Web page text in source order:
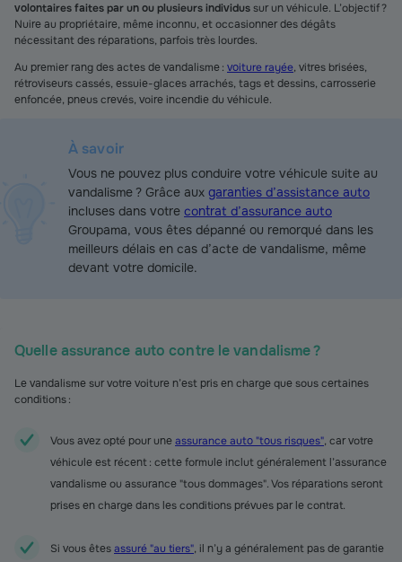
volontaires faites par un ou plusieurs individussur un véhicule. L’objectif ?
Nuire au propriétaire, même inconnu, et occasionner des dégâts
nécessitant des réparations, parfois très lourdes.
Au premier rang des actes de vandalisme : voiture rayée, vitres brisées,
rétroviseurs cassés, essuie-glaces arrachés, tags et dessins, carrosserie
enfoncée, pneus crevés, voire incendie du véhicule.
À savoir
Vous ne pouvez plus conduire votre véhicule suite au
vandalisme ? Grâce aux garanties d’assistance auto
incluses dans votre contrat d’assurance auto
Groupama, vous êtes dépanné ou remorqué dans les
meilleurs délais en cas d’acte de vandalisme, même
devant votre domicile.
Quelle assurance auto contre le vandalisme ?
Le vandalisme sur votre voiture n’est pris en charge que sous certaines
conditions :
Vous avez opté pour uneassurance auto "tous risques", car votre
véhicule est récent : cette formule inclut généralement l’assurance
vandalisme ou assurance "tous dommages". Vos réparations seront
prises en charge dans les conditions prévues par le contrat.
Si vous êtesassuré "au tiers", il n’y a généralement pas de garantie